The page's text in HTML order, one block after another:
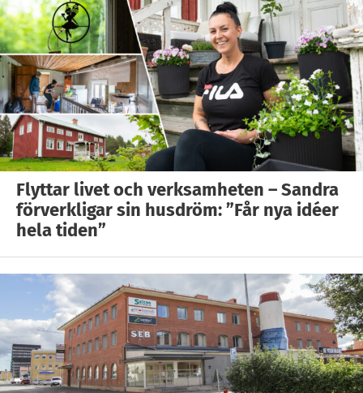
Flyttar livet och verksamheten – Sandra
förverkligar sin husdröm: ”Får nya idéer
hela tiden”